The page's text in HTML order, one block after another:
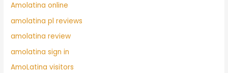
Amolatina online
amolatina pl reviews
amolatina review
amolatina sign in
AmoLatina visitors